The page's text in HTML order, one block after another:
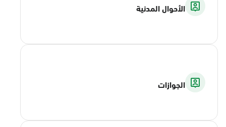
الأحوال المدنية
الجوازات